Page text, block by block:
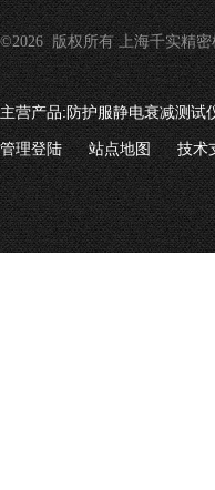
©2026 版权所有 上海千实精
主营产品:防护服静电衰减测试
管理登陆 站点地图 技术